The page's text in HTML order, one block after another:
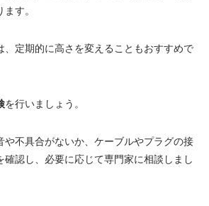
す。
、定期的に高さを変えることもおすすめで
を行いましょう。
や不具合がないか、ケーブルやプラグの接
確認し、必要に応じて専門家に相談しまし